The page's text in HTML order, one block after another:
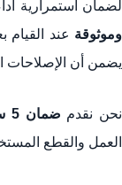
لضمان استمرارية
وموثوقة عند القيام
يضمن أن الإصلاحات
نحن نقدم ضمان 5 سنوات
العمل والقطع